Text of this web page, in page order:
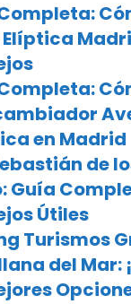
Elíptica
en Madrid
de
Guía
Útiles
Turismos
del Mar: